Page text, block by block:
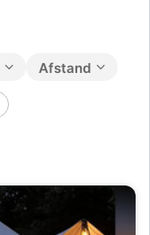
Afstand